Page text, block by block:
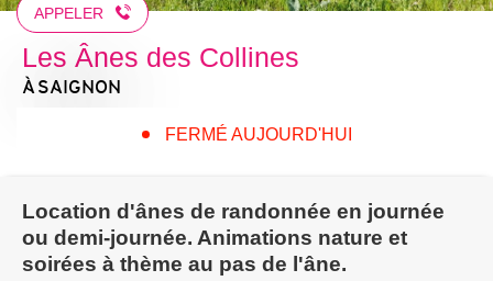
APPELER
Les Ânes des Collines
À SAIGNON
FERMÉ AUJOURD'HUI
Location d'ânes de randonnée en journée
ou demi-journée. Animations nature et
soirées à thème au pas de l'âne.